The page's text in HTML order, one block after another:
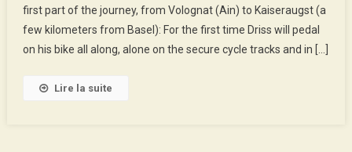
From
Ain
(France)
first part of the journey, from Volognat (Ain) to Kaiseraugst (a
few kilometers from Basel): For the first time Driss will pedal
on his bike all along, alone on the secure cycle tracks and in […]
Lire la suite